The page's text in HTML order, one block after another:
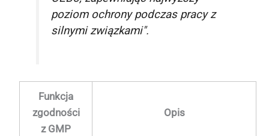
poziom ochrony podczas pracy z
silnymi związkami".
Funkcja
zgodności
z GMP
Opis